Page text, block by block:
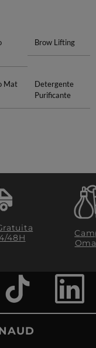
Brow Lifting
Mat
Detergente
Purificante
48H